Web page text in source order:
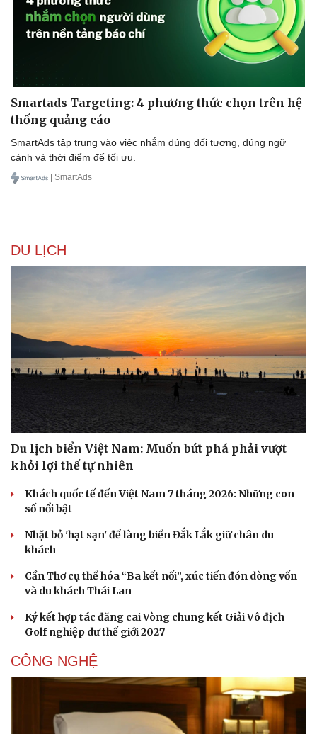
Phòng mạch online
Ăn sạch sống khỏe
Smartads Targeting: 4 phương thức chọn trên hệ
thống quảng cáo
SmartAds tập trung vào việc nhắm đúng đối tượng, đúng ngữ
cảnh và thời điểm để tối ưu.
| SmartAds
DU LỊCH
Du lịch biển Việt Nam: Muốn bứt phá phải vượt
khỏi lợi thế tự nhiên
Khách quốc tế đến Việt Nam 7 tháng 2026: Những con
số nổi bật
Nhặt bỏ 'hạt sạn' để làng biển Đắk Lắk giữ chân du
khách
Cần Thơ cụ thể hóa “Ba kết nối”, xúc tiến đón dòng vốn
và du khách Thái Lan
Ký kết hợp tác đăng cai Vòng chung kết Giải Vô địch
Golf nghiệp dư thế giới 2027
CÔNG NGHỆ